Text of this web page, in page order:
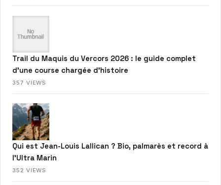
Trail du Maquis du Vercors 2026 : le guide complet
d’une course chargée d’histoire
357 VIEWS
Qui est Jean-Louis Lallican ? Bio, palmarès et record à
l’Ultra Marin
352 VIEWS